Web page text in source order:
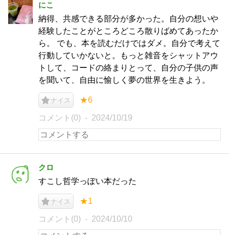
にこ
納得、共感できる部分が多かった。自分の想いや
経験したことがところどころ散りばめてあったか
ら。 でも、本を読むだけではダメ。自分で考えて
行動していかないと。もっと雑音をシャットアウ
トして、コードの絡まりとって、自分の子供の声
を聞いて、自由に愉しく夢の世界を生きよう。
ナイス ★6
コメント(0) 2024/10/19
クロ
すこし哲学っぽい本だった
ナイス ★1
コメント(0) 2024/10/10